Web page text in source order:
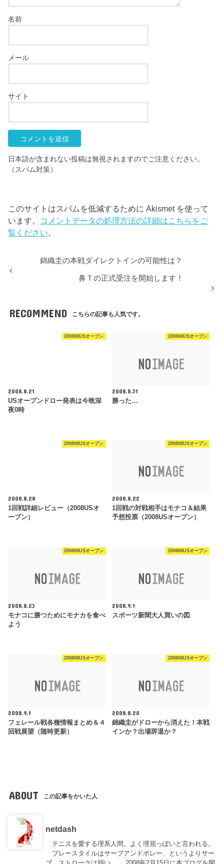
名前
メール
サイト
日本語が含まれない投稿は無視されますのでご注意ください。
（スパム対策）
このサイトはスパムを低減するために Akismet を使って
います。 コメントデータの処理方法の詳細はこちらをご
覧ください。
錦織圭の本戦ダイレクトインの可能性は？
鼻Ｔの正式受注を開始します！
RECOMMEND こちらの記事も人気です。
200808USオープン
2008.8.21
USオープンドロー発表は今晩深
夜0時
200808USオープン
2008.8.31
勝った…
200808USオープン
2008.8.28
1回戦詳細レビュー（2008USオ
ープン）
200808USオープン
2008.8.22
1回戦の対戦相手はモナコ＆結果
予想投票（2008USオープン）
200808USオープン
2008.8.23
モナコに勝つためにモナカを食べ
よう
200808USオープン
2008.9.1
スポーツ新聞大人買いの図
200808USオープン
2008.9.1
フェレール戦各種情報まとめ＆４
回戦展望（随時更新）
200808USオープン
2008.8.20
錦織圭がドローから消えた！本戦
インか？出場辞退か？
ABOUT この記事をかいた人
netdash
テニスを愛する理系人間。よく理屈っぽいと言われる。
プレースタイルはサーブアンドボレー、というよりサー